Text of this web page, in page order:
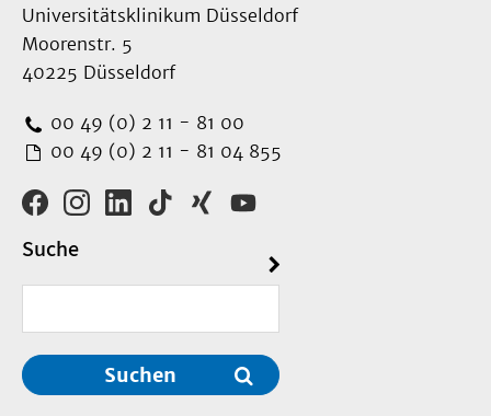
Universitätsklinikum Düsseldorf
Moorenstr. 5
40225 Düsseldorf
00 49 (0) 2 11 - 81 00
00 49 (0) 2 11 - 81 04 855
Suche
Suchen